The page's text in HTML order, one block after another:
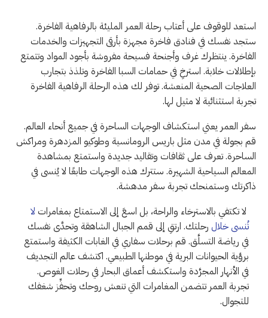
استعد للوقوف على أعتاب رحلة العمر المليئة بالرفاهية الفاخرة.
ستجد نفسك في فنادق فاخرة مجهزة بأرقى التجهيزات والخدمات
الفاخرة. ينتظرك غرف وأجنحة فسيحة مفروشة بأجود المواد وتتمتع
بإطلالات خلابة. استرخِ في حمامات السبا الفاخرة وتلذذ بتجارب
العلاجات الصحية المنعشة. توفر لك هذه الرحلة الرفاهية الفاخرة
تجربة استثنائية لا مثيل لها.
سفر العمر يعني استكشاف الوجهات الساحرة في جميع أنحاء العالم.
قم بجولة في مدن مثل باريس الرومانسية وطوكيو المزدهرة ومراكش
الساحرة. تعرف على ثقافات وتقاليد جديدة واستمتع بمشاهدة
المعالم السياحية الشهيرة. ستترك هذه الوجهات طابعًا لا يُنسى في
ذاكرتك وستمنحك تجربة سفر مدهشة.
لا تكتفي بالاسترخاء والراحة، بل اسعَ إلى الاستمتاع بمغامرات لا
تُنسى خلال رحلتك. ارتقِ إلى قمم الجبال الشاهقة وتحدَّى نفسك
في رياضة التسلَّق. قم برحلات سفاري في الغابات الكثيفة واستمتع
برؤية الحيوانات البرية في موطنها الطبيعي. اكتشف عالم التجديف
في الأنهار المجرَّدة واستكشف أعماق البحار في رحلات الغوص.
تجربة العمر تتضمن المغامرات التي تنعش روحك وتحفِّز شغفك
للتجوال.